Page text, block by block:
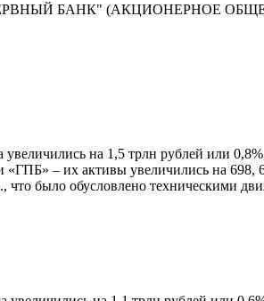
БАНК" (АКЦИОНЕРНОЕ
на 1,5 трлн рублей или
– их активы увеличились на 698,
было обусловлено техническими